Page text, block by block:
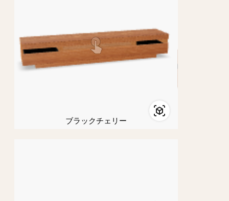
ブラックチェリー